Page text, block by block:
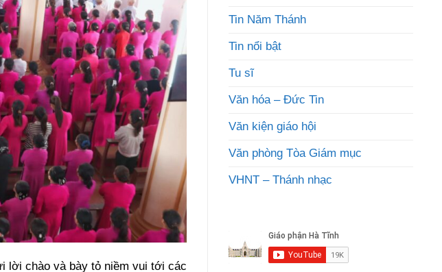
lời chào và bày tỏ niềm vui tới các
Tin Năm Thánh
Tin nổi bật
Tu sĩ
Văn hóa – Đức Tin
Văn kiện giáo hội
Văn phòng Tòa Giám mục
VHNT – Thánh nhạc